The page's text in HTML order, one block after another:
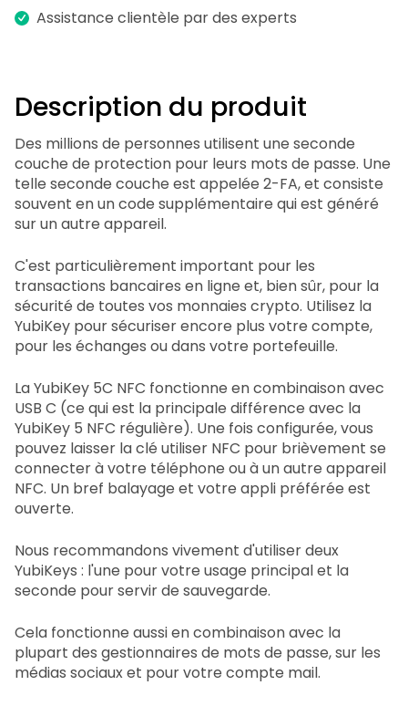
Assistance clientèle par des experts
Description du produit
Des millions de personnes utilisent une seconde
couche de protection pour leurs mots de passe. Une
telle seconde couche est appelée 2-FA, et consiste
souvent en un code supplémentaire qui est généré
sur un autre appareil.
C'est particulièrement important pour les
transactions bancaires en ligne et, bien sûr, pour la
sécurité de toutes vos monnaies crypto. Utilisez la
YubiKey pour sécuriser encore plus votre compte,
pour les échanges ou dans votre portefeuille.
La YubiKey 5C NFC fonctionne en combinaison avec
USB C (ce qui est la principale différence avec la
YubiKey 5 NFC régulière). Une fois configurée, vous
pouvez laisser la clé utiliser NFC pour brièvement se
connecter à votre téléphone ou à un autre appareil
NFC. Un bref balayage et votre appli préférée est
ouverte.
Nous recommandons vivement d'utiliser deux
YubiKeys : l'une pour votre usage principal et la
seconde pour servir de sauvegarde.
Cela fonctionne aussi en combinaison avec la
plupart des gestionnaires de mots de passe, sur les
médias sociaux et pour votre compte mail.